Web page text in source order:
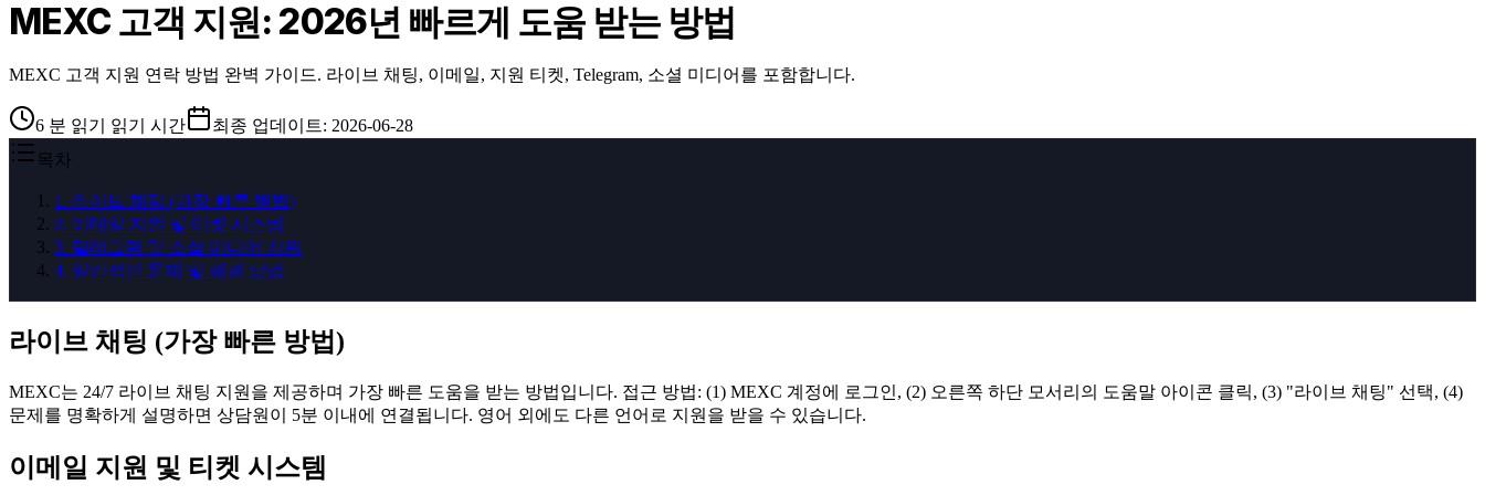
MEXC 고객 지원: 2026년 빠르게 도움 받는 방법
MEXC 고객 지원 연락 방법 완벽 가이드. 라이브 채팅, 이메일, 지원 티켓, Telegram, 소셜 미디어를 포함합니다.
6 분 읽기 읽기 시간 최종 업데이트: 2026-06-28
목차
1 . 라이브 채팅 (가장 빠른 방법)
2. 이메일 지원 및 티켓 시스템
3. 텔레그램 및 소셜 미디어 지원
4. 일반적인 문제 및 해결 방법
라이브 채팅 (가장 빠른 방법)
MEXC는 24/7 라이브 채팅 지원을 제공하며 가장 빠른 도움을 받는 방법입니다. 접근 방법: (1) MEXC 계정에 로그인, (2) 오른쪽 하단 모서리의 도움말 아이콘 클릭, (3) "라이브 채팅" 선택, (4)
문제를 명확하게 설명하면 상담원이 5분 이내에 연결됩니다. 영어 외에도 다른 언어로 지원을 받을 수 있습니다.
이메일 지원 및 티켓 시스템